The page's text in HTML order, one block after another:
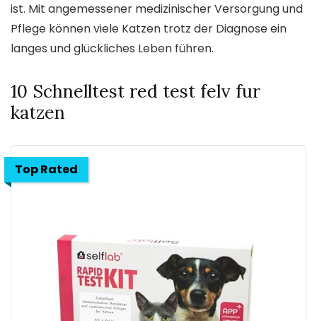
ist. Mit angemessener medizinischer Versorgung und
Pflege können viele Katzen trotz der Diagnose ein
langes und glückliches Leben führen.
10 Schnelltest red test felv fur
katzen
Top Rated